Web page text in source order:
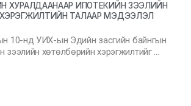
ХУРАЛДААНААР ИПОТЕКИЙН ЗЭЭЛИЙН
ТАЛААР МЭДЭЭЛЭЛ
10-нд УИХ-ын Эдийн засгийн байнгын
зээлийн хөтөлбөрийн хэрэгжилтийг …